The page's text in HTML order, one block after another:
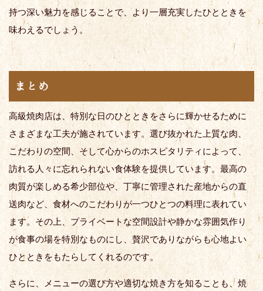
持つ深い魅力を感じることで、より一層充実したひとときを
味わえるでしょう。
まとめ
高級焼肉店は、特別な日のひとときをさらに輝かせるために
さまざまな工夫が施されています。選び抜かれた上質な肉、
こだわりの空間、そして心からのホスピタリティによって、
訪れる人々に忘れられない食体験を提供しています。最高の
肉質が楽しめる希少部位や、丁寧に管理された産地からの直
送肉など、食材へのこだわりが一つひとつの料理に表れてい
ます。その上、プライベートな空間設計や静かな雰囲気作り
が食事の場を特別なものにし、贅沢でありながらも心地よい
ひとときをもたらしてくれるのです。
さらに、メニューの選び方や適切な焼き方を知ることも、焼